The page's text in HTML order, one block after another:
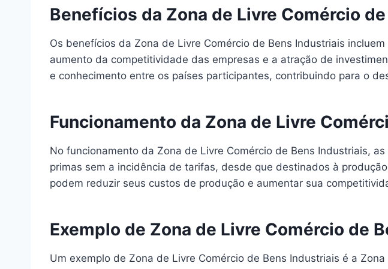
Benefícios da Zona de Livre Comércio
Os benefícios da Zona de Livre Comércio de Bens Industriais
aumento da competitividade das empresas e a atração de
e conhecimento entre os países participantes, contribuindo para o
Funcionamento da Zona de Livre
No funcionamento da Zona de Livre Comércio de Bens Industriais,
primas sem a incidência de tarifas, desde que destinados à
podem reduzir seus custos de produção e aumentar sua
Exemplo de Zona de Livre Comércio de
Um exemplo de Zona de Livre Comércio de Bens Industriais é a